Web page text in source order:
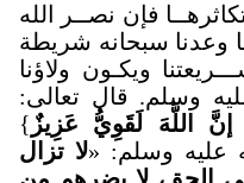
فإن نصــر الله
وعدنا سبحانه شريطة
ويكـون ولاؤنا
وسلم. قال تعالى:
اللَّهَ لَقَوِيُّ عَزِيزٌ }
لا تزال